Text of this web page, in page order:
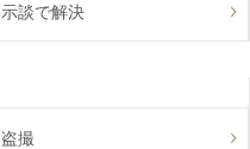
示談で解決
盗撮